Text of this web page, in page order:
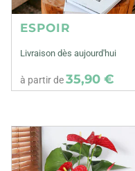
ESPOIR
Livraison dès aujourd'hui
à partir de35,90 €